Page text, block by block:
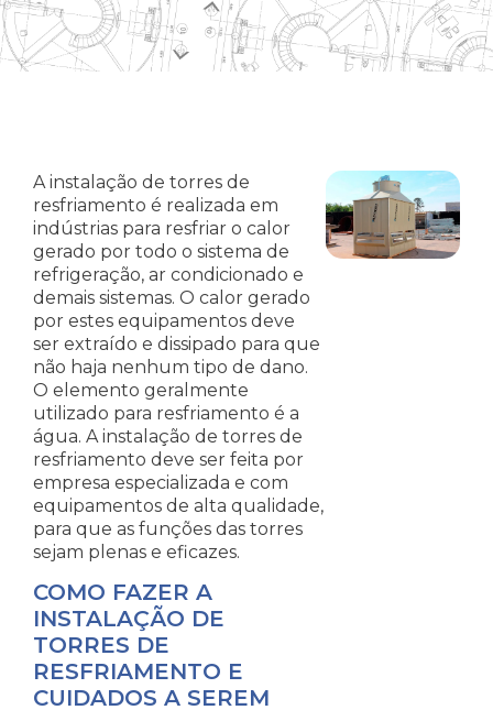
A instalação de torres de
resfriamento é realizada em
indústrias para resfriar o calor
gerado por todo o sistema de
refrigeração, ar condicionado e
demais sistemas. O calor gerado
por estes equipamentos deve
ser extraído e dissipado para que
não haja nenhum tipo de dano.
O elemento geralmente
utilizado para resfriamento é a
água. A instalação de torres de
resfriamento deve ser feita por
empresa especializada e com
equipamentos de alta qualidade,
para que as funções das torres
sejam plenas e eficazes.
COMO FAZER A
INSTALAÇÃO DE
TORRES DE
RESFRIAMENTO E
CUIDADOS A SEREM